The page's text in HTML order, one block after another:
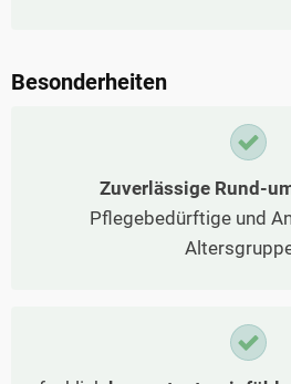
Besonderheiten
Zuverlässige Rund-
Pflegebedürftige und